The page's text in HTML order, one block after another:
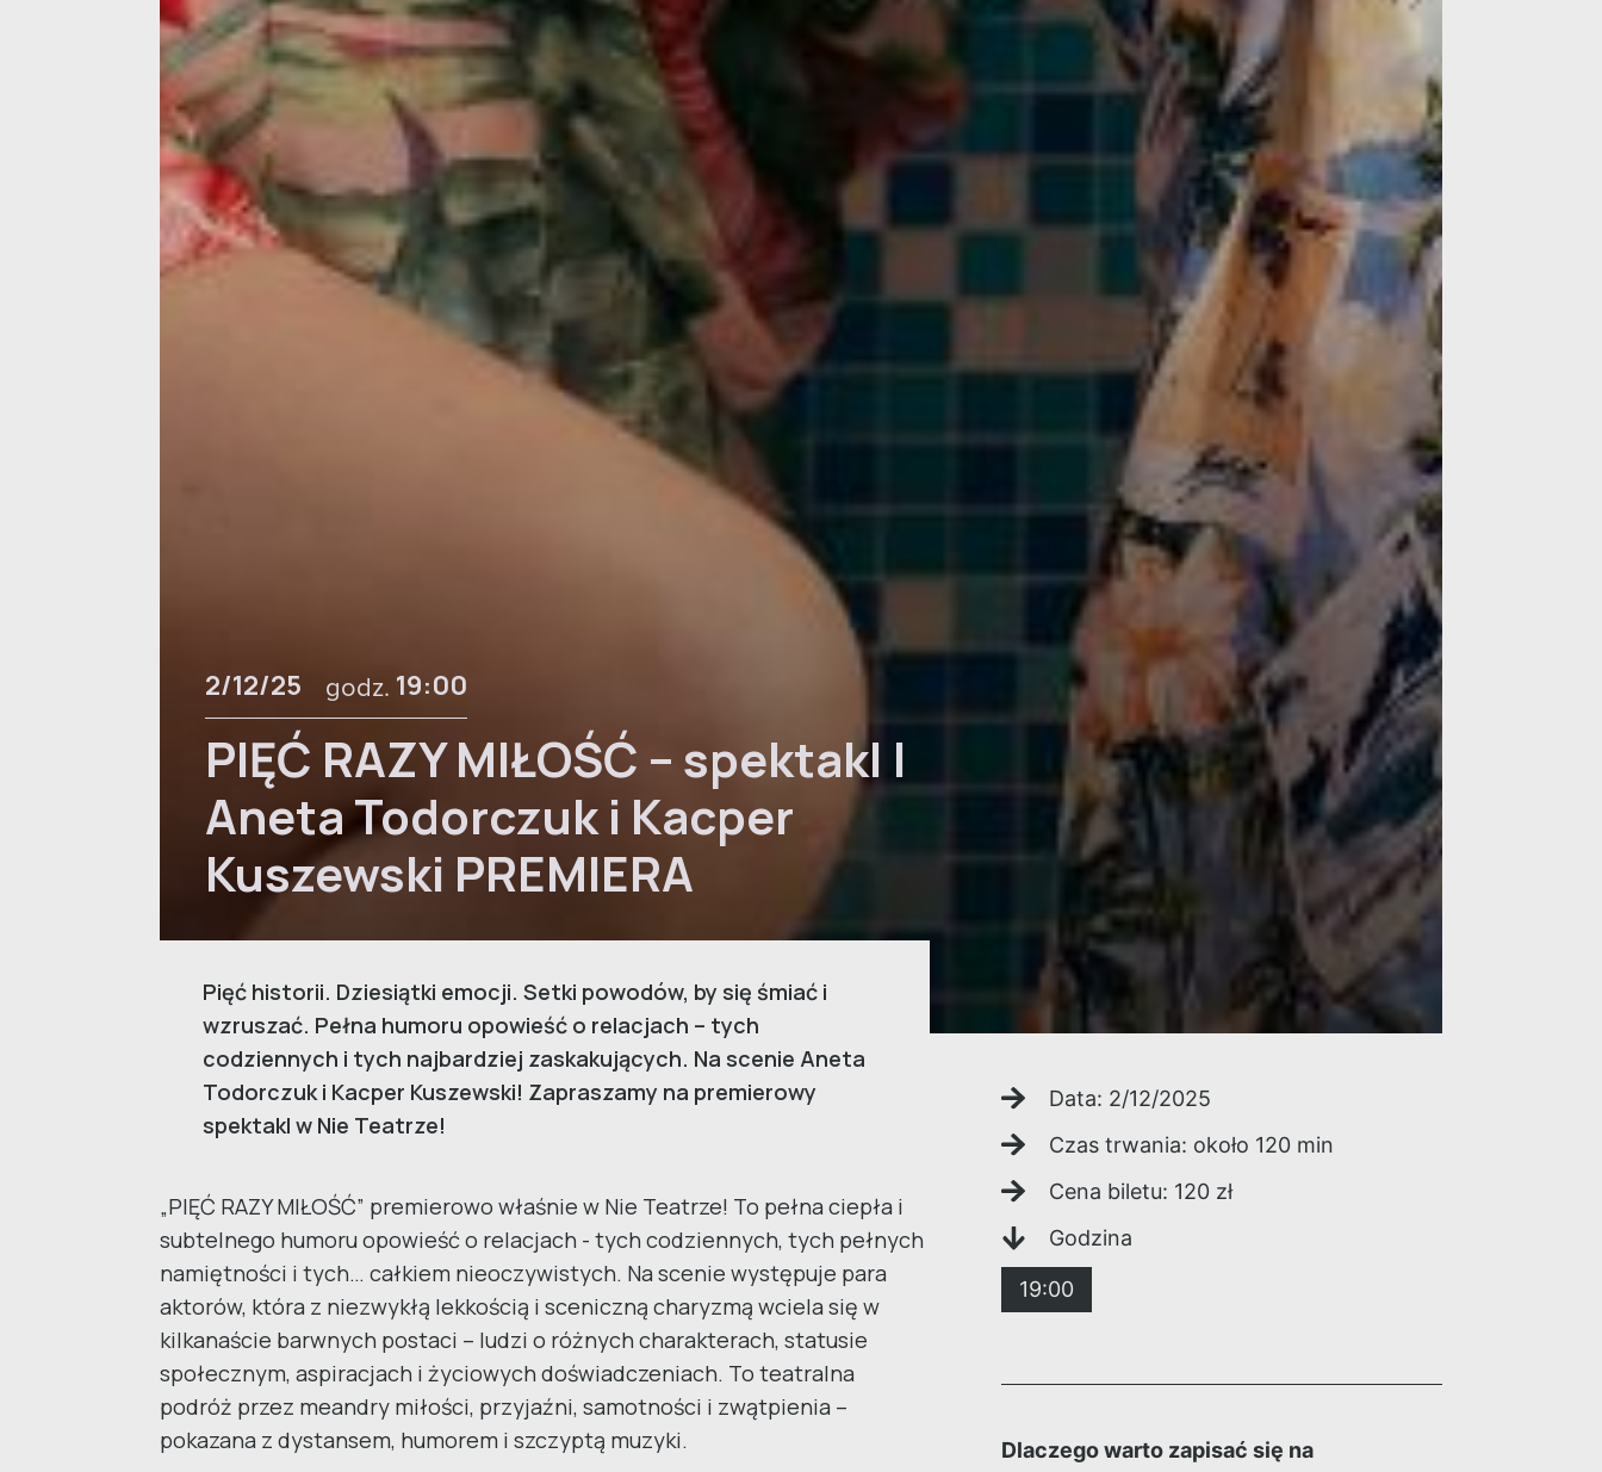
2/12/25 godz. 19:00
PIĘĆ RAZY MIŁOŚĆ – spektakl |
Aneta Todorczuk i Kacper
Kuszewski PREMIERA
Pięć historii. Dziesiątki emocji. Setki powodów, by się śmiać i
wzruszać. Pełna humoru opowieść o relacjach – tych
codziennych i tych najbardziej zaskakujących. Na scenie Aneta
Todorczuk i Kacper Kuszewski! Zapraszamy na premierowy
spektakl w Nie Teatrze!
„PIĘĆ RAZY MIŁOŚĆ” premierowo właśnie w Nie Teatrze! To pełna ciepła i
subtelnego humoru opowieść o relacjach - tych codziennych, tych pełnych
namiętności i tych… całkiem nieoczywistych. Na scenie występuje para
aktorów, która z niezwykłą lekkością i sceniczną charyzmą wciela się w
kilkanaście barwnych postaci – ludzi o różnych charakterach, statusie
społecznym, aspiracjach i życiowych doświadczeniach. To teatralna
podróż przez meandry miłości, przyjaźni, samotności i zwątpienia –
pokazana z dystansem, humorem i szczyptą muzyki.
Data: 2/12/2025
Czas trwania: około 120 min
Cena biletu: 120 zł
Godzina
19:00
Dlaczego warto zapisać się na